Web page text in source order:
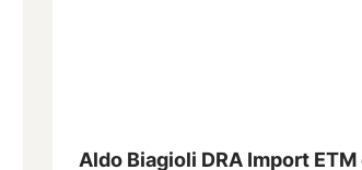
Aldo Biagioli DRA Import